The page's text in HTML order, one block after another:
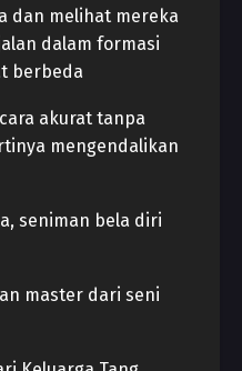
dan melihat mereka
dalam formasi
berbeda
akurat tanpa
mengendalikan
seniman bela diri
master dari seni